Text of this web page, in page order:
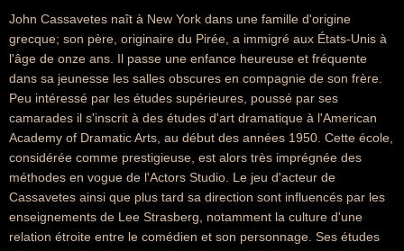
John Cassavetes naît à New York dans une famille d'origine
grecque; son père, originaire du Pirée, a immigré aux États-Unis à
l'âge de onze ans. Il passe une enfance heureuse et fréquente
dans sa jeunesse les salles obscures en compagnie de son frère.
Peu intéressé par les études supérieures, poussé par ses
camarades il s'inscrit à des études d'art dramatique à l'American
Academy of Dramatic Arts, au début des années 1950. Cette école,
considérée comme prestigieuse, est alors très imprégnée des
méthodes en vogue de l'Actors Studio. Le jeu d'acteur de
Cassavetes ainsi que plus tard sa direction sont influencés par les
enseignements de Lee Strasberg, notamment la culture d'une
relation étroite entre le comédien et son personnage. Ses études